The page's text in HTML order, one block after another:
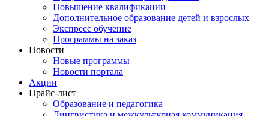
Повышение квалификации
Дополнительное образование детей и взрослых
Экспресс обучение
Программы на заказ
Новости
Новые программы
Новости портала
Акции
Прайс-лист
Образование и педагогика